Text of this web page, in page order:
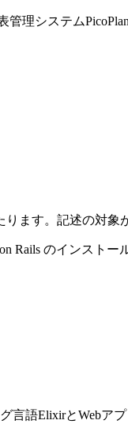
理システム
ます。記述の対象
Rails のインスト
語ElixirとWebア